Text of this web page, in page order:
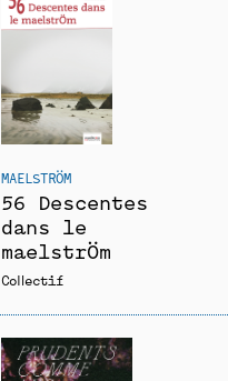
MAELSTRÖM
56 Descentes
dans le
maelstrÖm
Collectif